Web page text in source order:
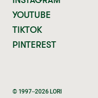
© 1997–2026 LORI
YOUTUBE
TIKTOK
PINTEREST